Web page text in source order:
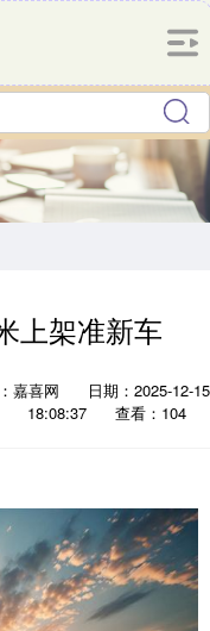
上架准新车
嘉喜网
日期：2025-12-15
18:08:37
查看：104